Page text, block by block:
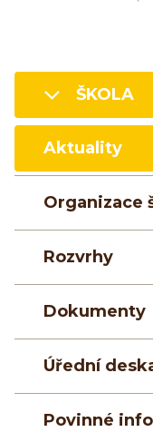
ŠKOLA
Aktuality
Organizace
Rozvrhy
Dokumenty
Úřední
Povinné